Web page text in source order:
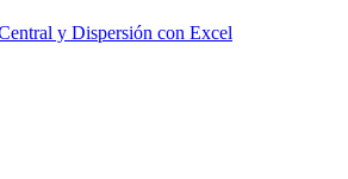
y Dispersión con Excel